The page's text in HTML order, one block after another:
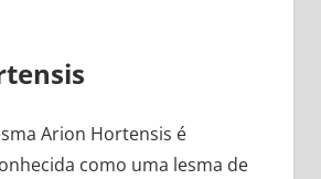
Arion Hortensis é
como uma lesma de